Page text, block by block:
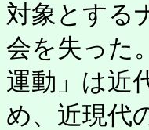
対象とする
会を失った
運動」は近
め、近現代